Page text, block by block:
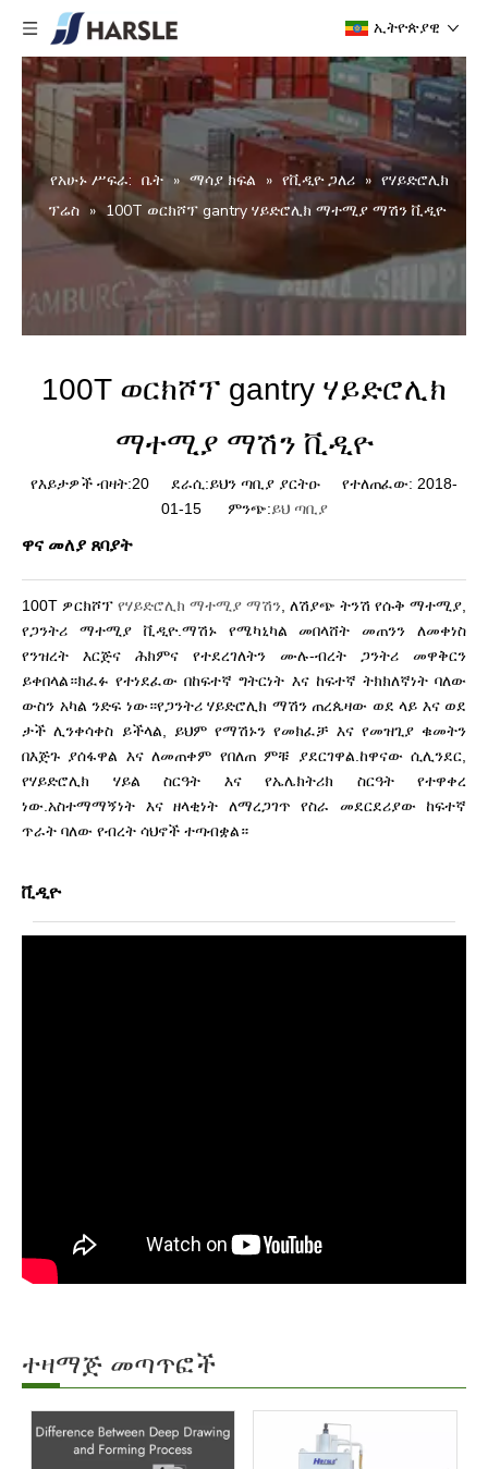
ኢትዮጵያዊ
የአሁኑ ሥፍራ: ቤት » ማሳያ ክፍል » የቪዲዮ ጋለሪ » የሃይድሮሊክ
ፕሬስ » 100T ወርክሾፕ gantry ሃይድሮሊክ ማተሚያ ማሽን ቪዲዮ
100T ወርክሾፕ gantry ሃይድሮሊክ
ማተሚያ ማሽን ቪዲዮ
የእይታዎች ብዛት:20 ደራሲ:ይህን ጣቢያ ያርትዑ የተለጠፈው: 2018-
01-15 ምንጭ:ይህ ጣቢያ
ዋና መለያ ጸባያት
100T ዎርክሾፕ የሃይድሮሊክ ማተሚያ ማሽን , ለሽያጭ ትንሽ የሱቅ ማተሚያ,
የጋንትሪ ማተሚያ ቪዲዮ.ማሽኑ የሜካኒካል መበላሸት መጠንን ለመቀነስ
የንዝረት እርጅና ሕክምና የተደረገለትን ሙሉ-ብረት ጋንትሪ መዋቅርን
ይቀበላል።ክፈፉ የተነደፈው በከፍተኛ ግትርነት እና ከፍተኛ ትክክለኛነት ባለው
ውስን አካል ንድፍ ነው።የጋንትሪ ሃይድሮሊክ ማሽን ጠረጴዛው ወደ ላይ እና ወደ
ታች ሊንቀሳቀስ ይችላል, ይህም የማሽኑን የመክፈቻ እና የመዝጊያ ቁመትን
በእጅጉ ያሰፋዋል እና ለመጠቀም የበለጠ ምቹ ያደርገዋል.ከዋናው ሲሊንደር,
የሃይድሮሊክ ሃይል ስርዓት እና የኤሌክትሪክ ስርዓት የተዋቀረ
ነው.አስተማማኝነት እና ዘላቂነት ለማረጋገጥ የስራ መደርደሪያው ከፍተኛ
ጥራት ባለው የብረት ሳህኖች ተጣብቋል።
ቪዲዮ
ተዛማጅ መጣጥፎች